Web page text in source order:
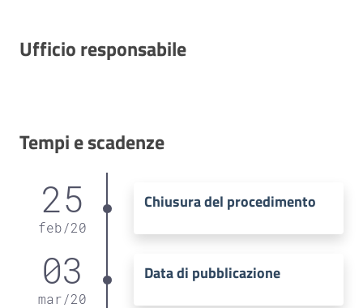
Ufficio responsabile
Tempi e scadenze
25
feb/20
Chiusura del procedimento
03
mar/20
Data di pubblicazione